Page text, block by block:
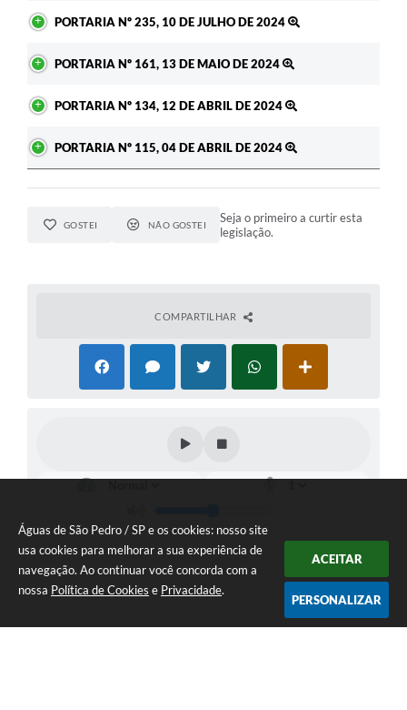
Águas de São Pedro / SP e os cookies: nosso site
usa cookies para melhorar a sua experiência de
navegação. Ao continuar você concorda com a
nossa Política de Cookies e Privacidade.
ACEITAR
PERSONALIZAR
PORTARIA Nº 235, 10 DE JULHO DE 2024
PORTARIA Nº 161, 13 DE MAIO DE 2024
PORTARIA Nº 134, 12 DE ABRIL DE 2024
PORTARIA Nº 115, 04 DE ABRIL DE 2024
GOSTEI NÃO GOSTEI
Seja o primeiro a curtir esta
legislação.
COMPARTILHAR